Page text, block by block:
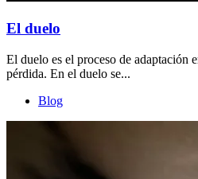
El duelo
El duelo es el proceso de adaptación
pérdida. En el duelo se...
Blog